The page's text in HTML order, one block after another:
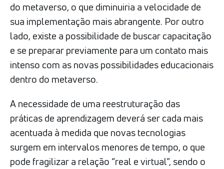
do metaverso, o que diminuiria a velocidade de
sua implementação mais abrangente. Por outro
lado, existe a possibilidade de buscar capacitação
e se preparar previamente para um contato mais
intenso com as novas possibilidades educacionais
dentro do metaverso.
A necessidade de uma reestruturação das
práticas de aprendizagem deverá ser cada mais
acentuada à medida que novas tecnologias
surgem em intervalos menores de tempo, o que
pode fragilizar a relação “real e virtual”, sendo o